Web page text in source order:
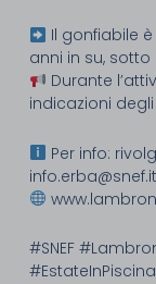
Il gonfiabile
anni in su,
Durante
indicazioni
Per info:
info.erba@snef.it
#SNEF